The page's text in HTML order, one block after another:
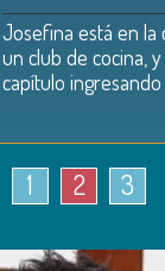
Josefina está en la
un club de cocina,
capítulo
1 2 3